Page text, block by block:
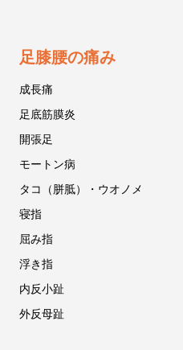
足膝腰の痛み
成長痛
足底筋膜炎
開張足
モートン病
タコ（胼胝）・ウオノメ
寝指
屈み指
浮き指
内反小趾
外反母趾